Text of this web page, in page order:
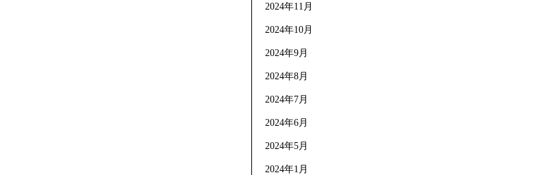
2024年11月
2024年10月
2024年9月
2024年8月
2024年7月
2024年6月
2024年5月
2024年1月